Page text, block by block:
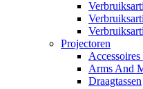
Projectoren
Arms And
Draagtassen